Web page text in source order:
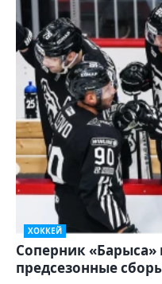
ХОККЕЙ
Соперник «Барыса»
предсезонные